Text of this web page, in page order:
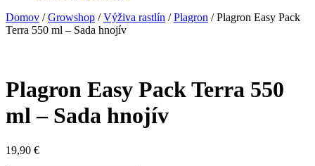
Domov /Growshop /Výživa rastlín /Plagron / Plagron Easy Pack
Terra 550 ml – Sada hnojív
Plagron Easy Pack Terra 550
ml – Sada hnojív
19,90 €